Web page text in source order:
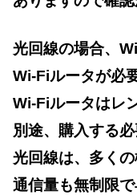
光回線の場合、
Wi-Fiルータが必
Wi-Fiルータはレ
別途、購入する
光回線は、多く
通信量も無制限